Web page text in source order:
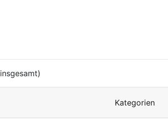
insgesamt)
Kategorien